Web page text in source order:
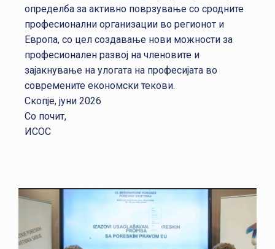
определба за активно поврзување со сродните
професионални организации во регионот и
Европа, со цел создавање нови можности за
професионален развој на членовите и
зајакнување на улогата на професијата во
современите економски текови.
Скопје, јуни 2026
Со почит,
ИСОС